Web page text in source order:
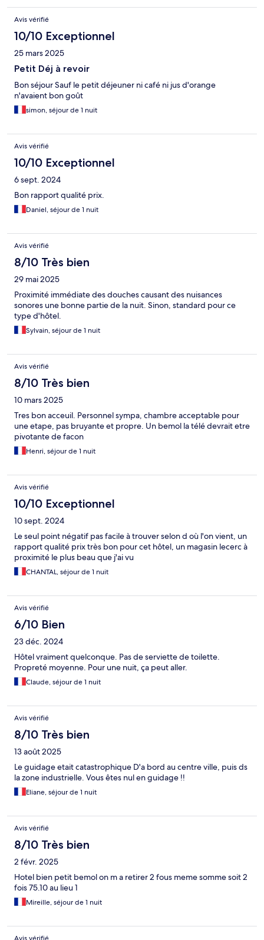
Avis vérifié
10/10 Exceptionnel
25 mars 2025
Petit Déj à revoir
Bon séjour Sauf le petit déjeuner ni café ni jus d'orange
n'avaient bon goût
simon, séjour de 1 nuit
Avis vérifié
10/10 Exceptionnel
6 sept. 2024
Bon rapport qualité prix.
Daniel, séjour de 1 nuit
Avis vérifié
8/10 Très bien
29 mai 2025
Proximité immédiate des douches causant des nuisances
sonores une bonne partie de la nuit. Sinon, standard pour ce
type d'hôtel.
Sylvain, séjour de 1 nuit
Avis vérifié
8/10 Très bien
10 mars 2025
Tres bon acceuil. Personnel sympa, chambre acceptable pour
une etape, pas bruyante et propre. Un bemol la télé devrait etre
pivotante de facon
Henri, séjour de 1 nuit
Avis vérifié
10/10 Exceptionnel
10 sept. 2024
Le seul point négatif pas facile à trouver selon d où l'on vient, un
rapport qualité prix très bon pour cet hôtel, un magasin lecerc à
proximité le plus beau que j'ai vu
CHANTAL, séjour de 1 nuit
Avis vérifié
6/10 Bien
23 déc. 2024
Hôtel vraiment quelconque. Pas de serviette de toilette.
Propreté moyenne. Pour une nuit, ça peut aller.
Claude, séjour de 1 nuit
Avis vérifié
8/10 Très bien
13 août 2025
Le guidage etait catastrophique D'a bord au centre ville, puis ds
la zone industrielle. Vous êtes nul en guidage !!
Eliane, séjour de 1 nuit
Avis vérifié
8/10 Très bien
2 févr. 2025
Hotel bien petit bemol on m a retirer 2 fous meme somme soit 2
fois 75.10 au lieu 1
Mireille, séjour de 1 nuit